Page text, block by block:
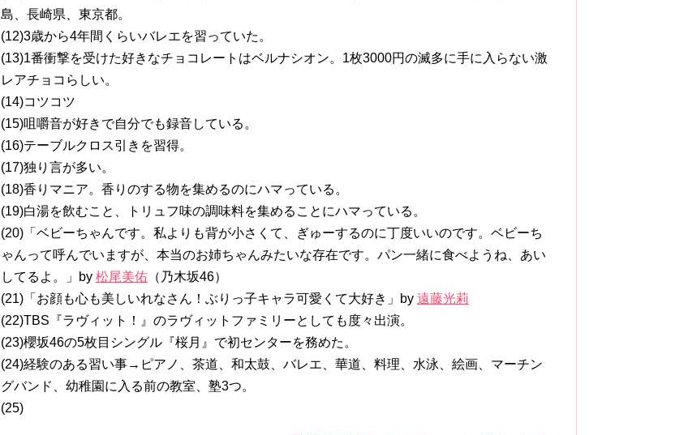
島、長崎県、東京都。
(12)3歳から4年間くらいバレエを習っていた。
(13)1番衝撃を受けた好きなチョコレートはベルナシオン。1枚3000円の滅多に手に入らない激
レアチョコらしい。
(14)コツコツ
(15)咀嚼音が好きで自分でも録音している。
(16)テーブルクロス引きを習得。
(17)独り言が多い。
(18)香りマニア。香りのする物を集めるのにハマっている。
(19)白湯を飲むこと、トリュフ味の調味料を集めることにハマっている。
(20)「ベビーちゃんです。私よりも背が小さくて、ぎゅーするのに丁度いいのです。ベビーち
ゃんって呼んでいますが、本当のお姉ちゃんみたいな存在です。パン一緒に食べようね、あい
してるよ。」by 松尾美佑 （乃木坂46）
(21)「お顔も心も美しいれなさん！ぶりっ子キャラ可愛くて大好き」by 遠藤光莉
(22)TBS『ラヴィット！』のラヴィットファミリーとしても度々出演。
(23)櫻坂46の5枚目シングル『桜月』で初センターを務めた。
(24)経験のある習い事→ピアノ、茶道、和太鼓、バレエ、華道、料理、水泳、絵画、マーチン
グバンド、幼稚園に入る前の教室、塾3つ。
(25)